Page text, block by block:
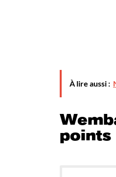
À lire aussi :